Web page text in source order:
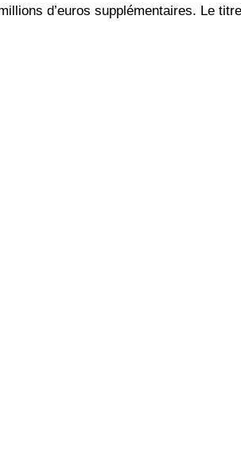
d’euros supplémentaires. Le